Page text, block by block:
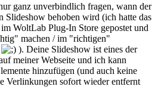
ganz unverbindlich fragen, wann der
Slideshow behoben wird (ich hatte das
WoltLab Plug-In Store gepostet und
machen / im "richtigen"
). Deine Slideshow ist eines der
meiner Webseite und ich kann
hinzufügen (und auch keine
Verlinkungen sofort wieder entfernt